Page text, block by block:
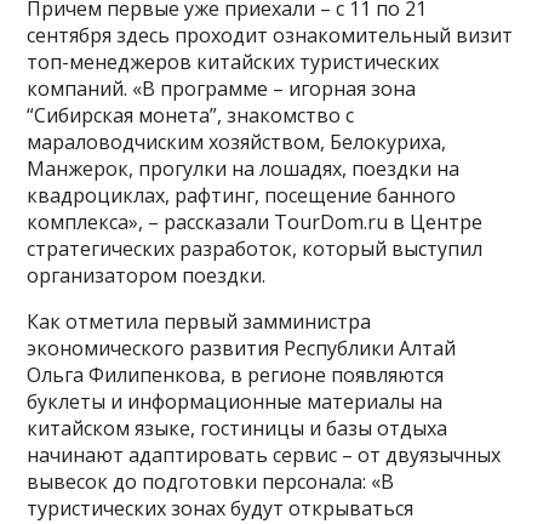
Причем первые уже приехали – с 11 по 21
сентября здесь проходит ознакомительный визит
топ-менеджеров китайских туристических
компаний. «В программе – игорная зона
“Сибирская монета”, знакомство с
мараловодчиским хозяйством, Белокуриха,
Манжерок, прогулки на лошадях, поездки на
квадроциклах, рафтинг, посещение банного
комплекса», – рассказали TourDom.ru в Центре
стратегических разработок, который выступил
организатором поездки.
Как отметила первый замминистра
экономического развития Республики Алтай
Ольга Филипенкова, в регионе появляются
буклеты и информационные материалы на
китайском языке, гостиницы и базы отдыха
начинают адаптировать сервис – от двуязычных
вывесок до подготовки персонала: «В
туристических зонах будут открываться